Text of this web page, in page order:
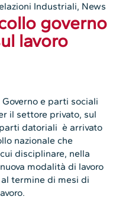
Industriali, News
governo
lavoro
Governo e parti sociali
il settore privato, sul
datoriali è arrivato
nazionale che
disciplinare, nella
modalità di lavoro
termine di mesi di